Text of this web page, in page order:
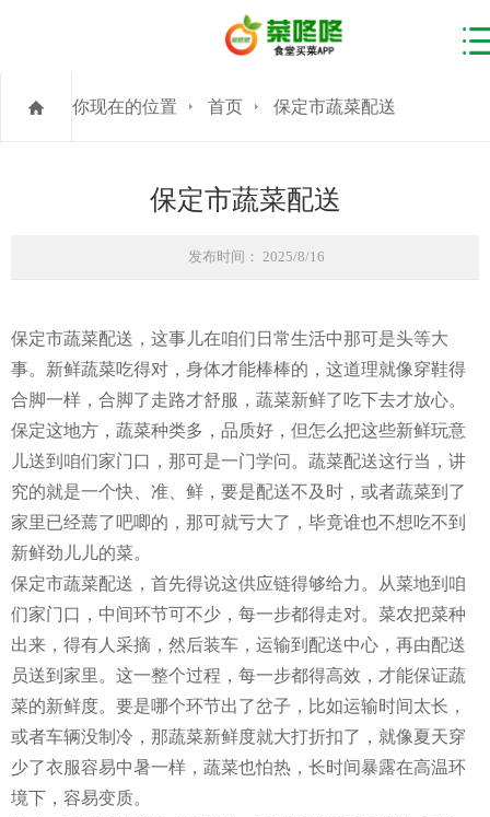
你现在的位置 首页 保定市蔬菜配送
保定市蔬菜配送
发布时间： 2025/8/16
保定市蔬菜配送，这事儿在咱们日常生活中那可是头等大
事。新鲜蔬菜吃得对，身体才能棒棒的，这道理就像穿鞋得
合脚一样，合脚了走路才舒服，蔬菜新鲜了吃下去才放心。
保定这地方，蔬菜种类多，品质好，但怎么把这些新鲜玩意
儿送到咱们家门口，那可是一门学问。蔬菜配送这行当，讲
究的就是一个快、准、鲜，要是配送不及时，或者蔬菜到了
家里已经蔫了吧唧的，那可就亏大了，毕竟谁也不想吃不到
新鲜劲儿儿的菜。
保定市蔬菜配送，首先得说这供应链得够给力。从菜地到咱
们家门口，中间环节可不少，每一步都得走对。菜农把菜种
出来，得有人采摘，然后装车，运输到配送中心，再由配送
员送到家里。这一整个过程，每一步都得高效，才能保证蔬
菜的新鲜度。要是哪个环节出了岔子，比如运输时间太长，
或者车辆没制冷，那蔬菜新鲜度就大打折扣了，就像夏天穿
少了衣服容易中暑一样，蔬菜也怕热，长时间暴露在高温环
境下，容易变质。